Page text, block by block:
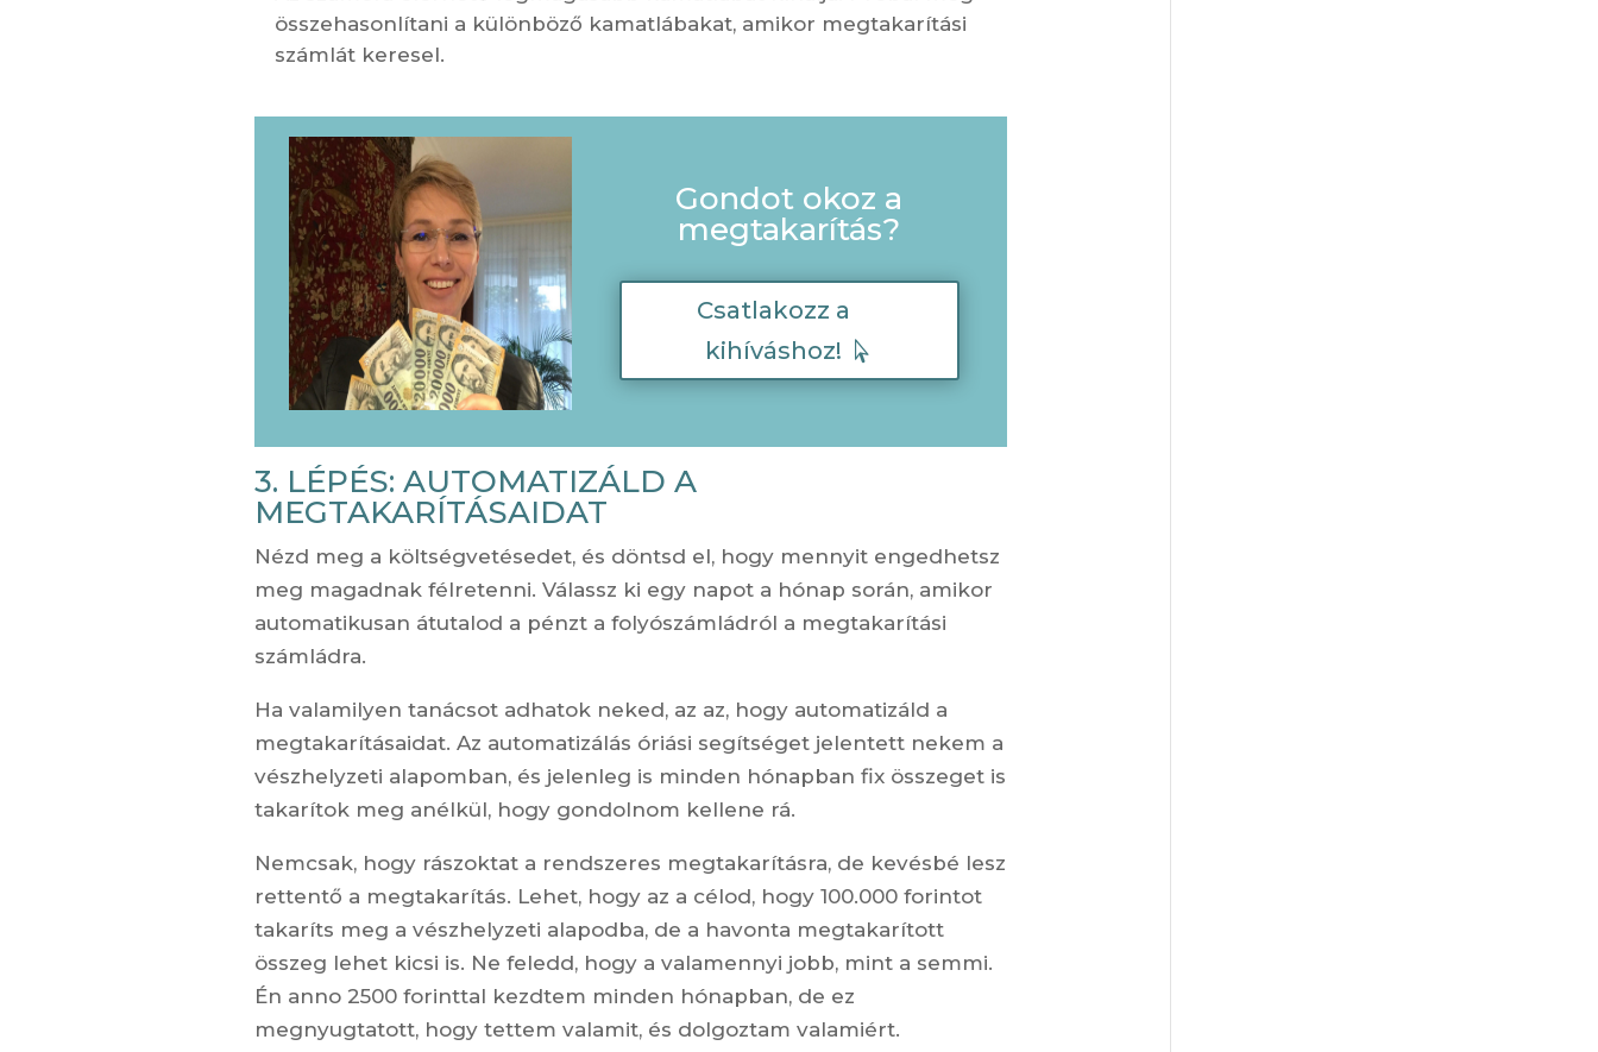
összehasonlítani a különböző kamatlábakat, amikor megtakarítási
számlát keresel.
Gondot okoz a
megtakarítás?
Csatlakozz a
kihíváshoz!
3. LÉPÉS: AUTOMATIZÁLD A
MEGTAKARÍTÁSAIDAT
Nézd meg a költségvetésedet, és döntsd el, hogy mennyit engedhetsz
meg magadnak félretenni. Válassz ki egy napot a hónap során, amikor
automatikusan átutalod a pénzt a folyószámládról a megtakarítási
számládra.
Ha valamilyen tanácsot adhatok neked, az az, hogy automatizáld a
megtakarításaidat. Az automatizálás óriási segítséget jelentett nekem a
vészhelyzeti alapomban, és jelenleg is minden hónapban fix összeget is
takarítok meg anélkül, hogy gondolnom kellene rá.
Nemcsak, hogy rászoktat a rendszeres megtakarításra, de kevésbé lesz
rettentő a megtakarítás. Lehet, hogy az a célod, hogy 100.000 forintot
takaríts meg a vészhelyzeti alapodba, de a havonta megtakarított
összeg lehet kicsi is. Ne feledd, hogy a valamennyi jobb, mint a semmi.
Én anno 2500 forinttal kezdtem minden hónapban, de ez
megnyugtatott, hogy tettem valamit, és dolgoztam valamiért.